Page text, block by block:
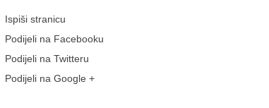
Ispiši stranicu
Podijeli na Facebooku
Podijeli na Twitteru
Podijeli na Google +